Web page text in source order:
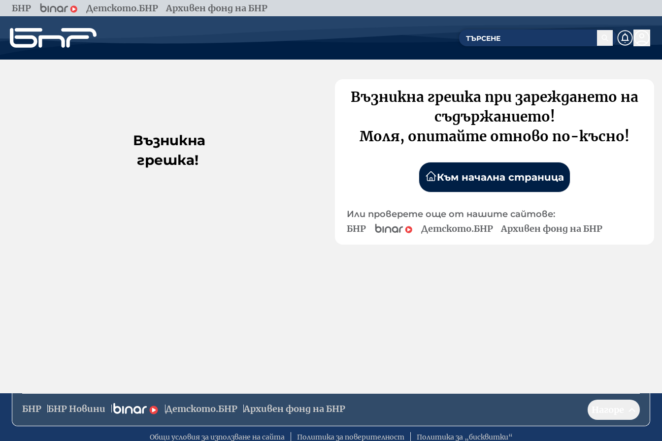
БНР Детското.БНР Архивен фонд на БНР
Възникна
грешка!
Възникна грешка при зареждането на
съдържанието!
Моля, опитайте отново по-късно!
Към начална страница
Или проверете още от нашите сайтове:
БНР Детското.БНР Архивен фонд на БНР
БНР БНР Новини Детското.БНР Архивен фонд на БНР
Общи условия за използване на сайта Политика за поверителност Политика за „бисквитки“